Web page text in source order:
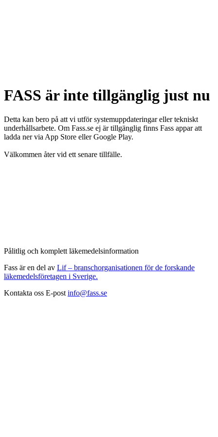
FASS är inte tillgänglig just nu
Detta kan bero på att vi utför systemuppdateringar eller tekniskt
underhållsarbete. Om Fass.se ej är tillgänglig finns Fass appar att
ladda ner via App Store eller Google Play.
Välkommen åter vid ett senare tillfälle.
Pålitlig och komplett läkemedelsinformation
Fass är en del av Lif – branschorganisationen för de forskande
läkemedelsföretagen i Sverige.
Kontakta oss E-post info@fass.se